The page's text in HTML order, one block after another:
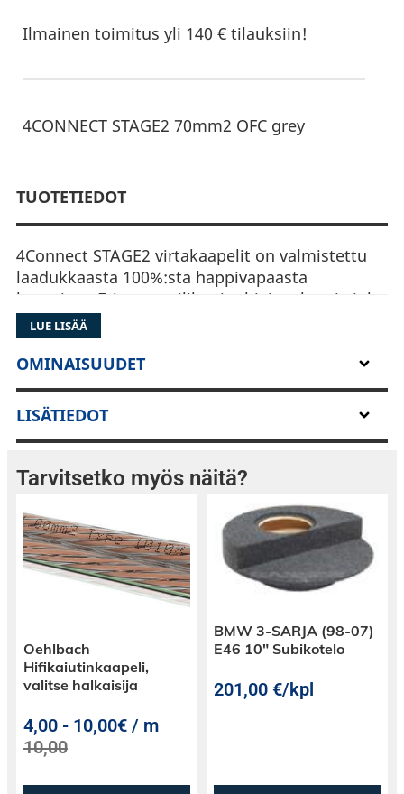
Ilmainen toimitus yli 140 € tilauksiin!
4CONNECT STAGE2 70mm2 OFC grey
TUOTETIEDOT
4Connect STAGE2 virtakaapelit on valmistettu
laadukkaasta 100%:sta happivapaasta
kuparista. Eriste on silikonipohjaista kumia joka
säilyy notkeana pakkasessakin ja suojaa
kaapelia erinomaisesti. Kun haluat parasta
mahdollista virrankulkua laitteistollesi,
LUE LISÄÄ
OMINAISUUDET
LISÄTIEDOT
Tarvitsetko myös näitä?
Oehlbach
Hifikaiutinkaapeli,
valitse halkaisija
4,00 - 10,00€ / m
10,00
BMW 3-SARJA (98-07)
E46 10″ Subikotelo
201,00€/kpl